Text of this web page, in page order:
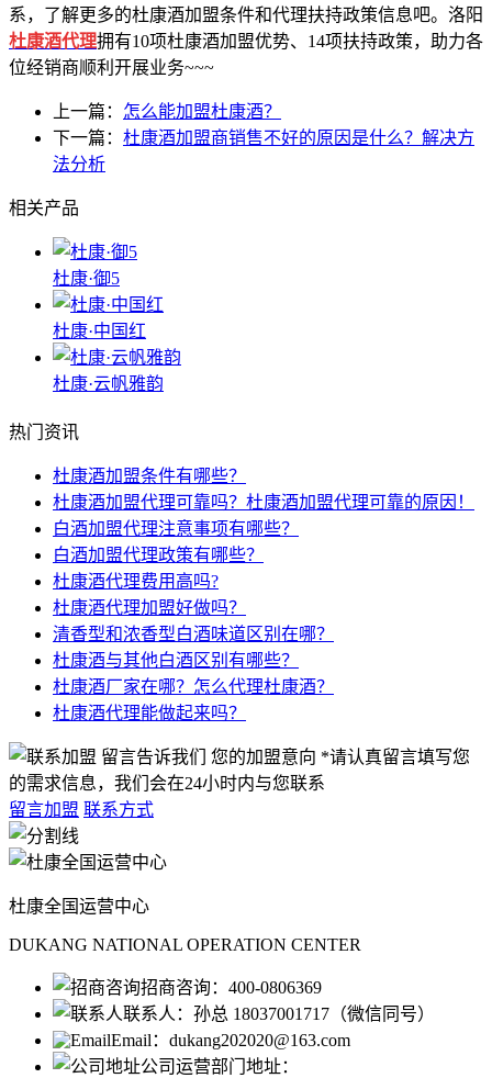
系，了解更多的杜康酒加盟条件和代理扶持政策信息吧。洛阳
杜康酒代理拥有10项杜康酒加盟优势、14项扶持政策，助力各
位经销商顺利开展业务~~~
上一篇： 怎么能加盟杜康酒？
下一篇： 杜康酒加盟商销售不好的原因是什么？解决方
法分析
相关产品
杜康·御5
杜康·中国红
杜康·云帆雅韵
热门资讯
杜康酒加盟条件有哪些？
杜康酒加盟代理可靠吗？杜康酒加盟代理可靠的原因！
白酒加盟代理注意事项有哪些？
白酒加盟代理政策有哪些？
杜康酒代理费用高吗?
杜康酒代理加盟好做吗？
清香型和浓香型白酒味道区别在哪？
杜康酒与其他白酒区别有哪些？
杜康酒厂家在哪？怎么代理杜康酒？
杜康酒代理能做起来吗？
留言告诉我们 您的加盟意向 *请认真留言填写您
的需求信息，我们会在24小时内与您联系
留言加盟 联系方式
杜康全国运营中心
DUKANG NATIONAL OPERATION CENTER
招商咨询： 400-0806369
联系人： 孙总 18037001717（微信同号）
Email： dukang202020@163.com
公司运营部门地址：